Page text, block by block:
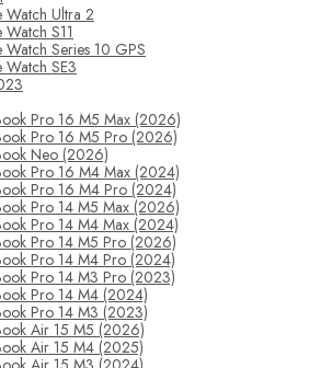
Watch Ultra 2
Watch S11
Watch Series 10 GPS
Watch SE3
Pro 16 M5 Max (2026)
Pro 16 M5 Pro (2026)
Neo (2026)
Pro 16 M4 Max (2024)
Pro 16 M4 Pro (2024)
Pro 14 M5 Max (2026)
Pro 14 M4 Max (2024)
Pro 14 M5 Pro (2026)
Pro 14 M4 Pro (2024)
Pro 14 M3 Pro (2023)
Pro 14 M4 (2024)
Pro 14 M3 (2023)
Air 15 M5 (2026)
Air 15 M4 (2025)